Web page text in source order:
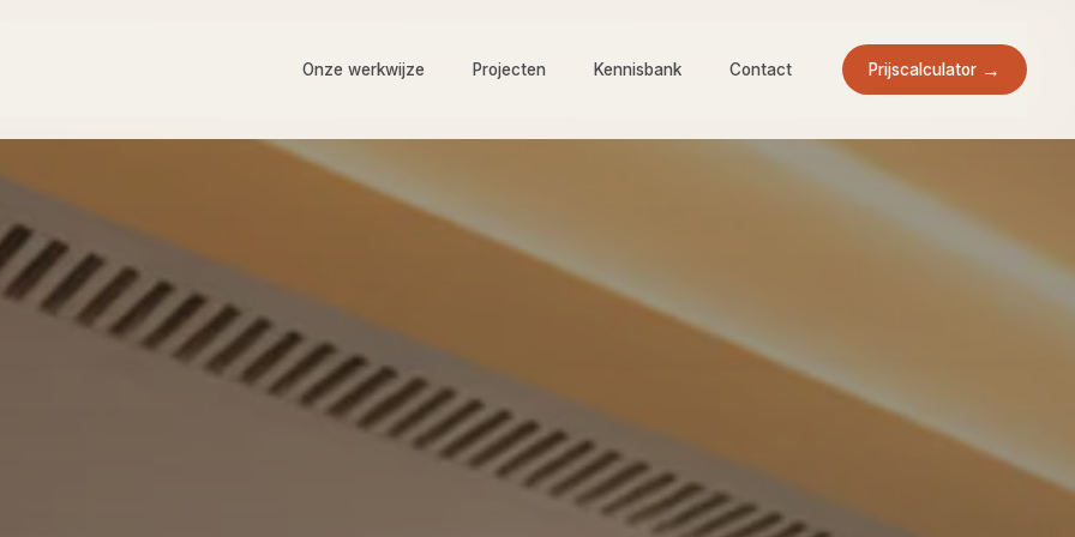
Onze werkwijze Projecten Kennisbank Contact Prijscalculator